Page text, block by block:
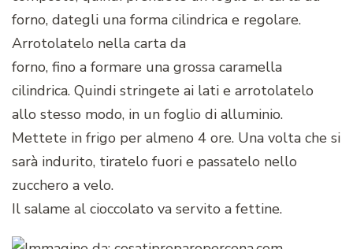
forno, dategli una forma cilindrica e regolare.
Arrotolatelo nella carta da
forno, fino a formare una grossa caramella
cilindrica. Quindi stringete ai lati e arrotolatelo
allo stesso modo, in un foglio di alluminio.
Mettete in frigo per almeno 4 ore. Una volta che si
sarà indurito, tiratelo fuori e passatelo nello
zucchero a velo.
Il salame al cioccolato va servito a fettine.